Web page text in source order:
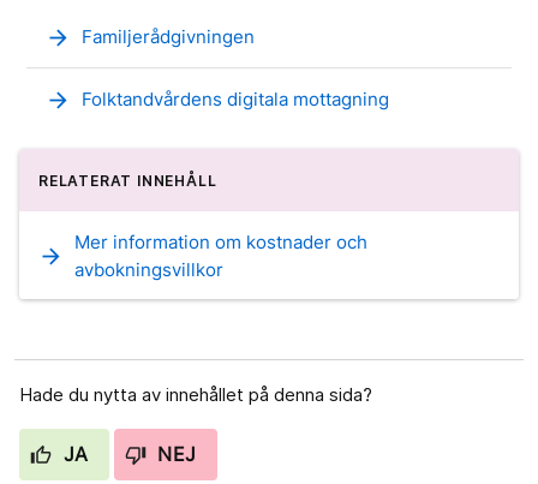
arrow_forward Familjerådgivningen
arrow_forward Folktandvårdens digitala mottagning
RELATERAT INNEHÅLL
arrow_forward
Mer information om kostnader och
avbokningsvillkor
Hade du nytta av innehållet på denna sida?
JA NEJ